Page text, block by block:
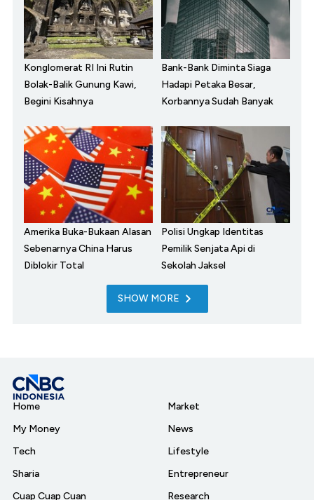
Konglomerat RI Ini Rutin
Bolak-Balik Gunung Kawi,
Begini Kisahnya
Bank-Bank Diminta Siaga
Hadapi Petaka Besar,
Korbannya Sudah Banyak
Amerika Buka-Bukaan Alasan
Sebenarnya China Harus
Diblokir Total
Polisi Ungkap Identitas
Pemilik Senjata Api di
Sekolah Jaksel
SHOW MORE
Home
My Money
Tech
Sharia
Cuap Cuap Cuan
Market
News
Lifestyle
Entrepreneur
Research